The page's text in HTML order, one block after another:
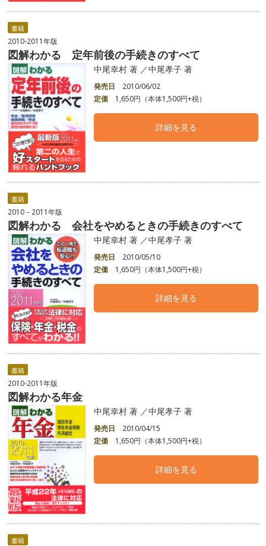
書籍
2010-2011年版
図解わかる 定年前後の手続きのすべて
中尾幸村 著 ／中尾孝子 著
発売日
2010/06/02
定価
1,650円（本体1,500円+税）
詳細を見る
書籍
2010－2011年版
図解わかる 会社をやめるときの手続きのすべて
中尾幸村 著 ／中尾孝子 著
発売日
2010/05/10
定価
1,650円（本体1,500円+税）
詳細を見る
書籍
2010-2011年版
図解わかる年金
中尾幸村 著 ／中尾孝子 著
発売日
2010/04/15
定価
1,650円（本体1,500円+税）
詳細を見る
書籍